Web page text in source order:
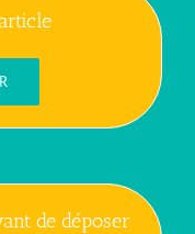
de déposer